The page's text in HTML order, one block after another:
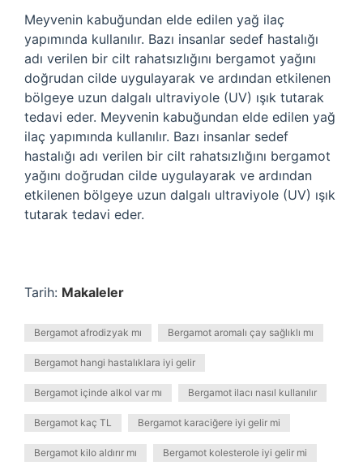
Meyvenin kabuğundan elde edilen yağ ilaç
yapımında kullanılır. Bazı insanlar sedef hastalığı
adı verilen bir cilt rahatsızlığını bergamot yağını
doğrudan cilde uygulayarak ve ardından etkilenen
bölgeye uzun dalgalı ultraviyole (UV) ışık tutarak
tedavi eder. Meyvenin kabuğundan elde edilen yağ
ilaç yapımında kullanılır. Bazı insanlar sedef
hastalığı adı verilen bir cilt rahatsızlığını bergamot
yağını doğrudan cilde uygulayarak ve ardından
etkilenen bölgeye uzun dalgalı ultraviyole (UV) ışık
tutarak tedavi eder.
Tarih: Makaleler
Bergamot afrodizyak mı Bergamot aromalı çay sağlıklı mı
Bergamot hangi hastalıklara iyi gelir
Bergamot içinde alkol var mı Bergamot ilacı nasıl kullanılır
Bergamot kaç TL Bergamot karaciğere iyi gelir mi
Bergamot kilo aldırır mı Bergamot kolesterole iyi gelir mi